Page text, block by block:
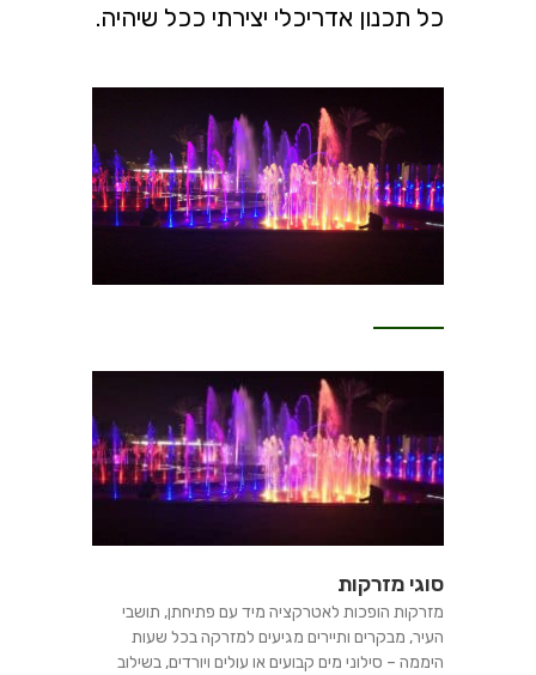
כל תכנון אדריכלי יצירתי ככל שיהיה.
סוגי מזרקות
מזרקות הופכות לאטרקציה מיד עם פתיחתן, תושבי
העיר, מבקרים ותיירים מגיעים למזרקה בכל שעות
היממה – סילוני מים קבועים או עולים ויורדים, בשילוב